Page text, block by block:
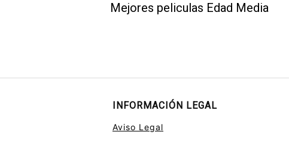
Mejores peliculas Edad Media
INFORMACIÓN LEGAL
Aviso Legal